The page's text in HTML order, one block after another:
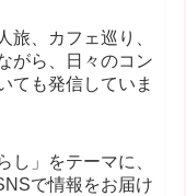
旅、カフェ巡り、
がら、日々のコン
ても発信していま
し」をテーマに、
で情報をお届け